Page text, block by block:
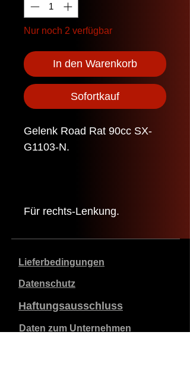
Nur noch 2 verfügbar
In den Warenkorb
Sofortkauf
Gelenk Road Rat 90cc SX-
G1103-N.
Für rechts-Lenkung.
Lieferbedingungen
Datenschutz
Haftungsausschluss
Daten zum Unternehmen